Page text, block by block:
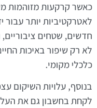
כאשר קרקעות מזוהמות
לאטרקטיביות יותר
חדשים, שטחים
לא רק שיפור באיכות
כלכלי מקומי.
בנוסף, עלויות השיקום
לקחת בחשבון גם את